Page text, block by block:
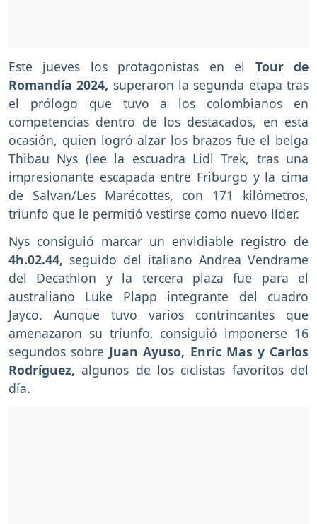
Este jueves los protagonistas en el Tour de
Romandía 2024, superaron la segunda etapa tras
el prólogo que tuvo a los colombianos en
competencias dentro de los destacados, en esta
ocasión, quien logró alzar los brazos fue el belga
Thibau Nys (lee la escuadra Lidl Trek, tras una
impresionante escapada entre Friburgo y la cima
de Salvan/Les Marécottes, con 171 kilómetros,
triunfo que le permitió vestirse como nuevo líder.
Nys consiguió marcar un envidiable registro de
4h.02.44, seguido del italiano Andrea Vendrame
del Decathlon y la tercera plaza fue para el
australiano Luke Plapp integrante del cuadro
Jayco. Aunque tuvo varios contrincantes que
amenazaron su triunfo, consiguió imponerse 16
segundos sobre Juan Ayuso, Enric Mas y Carlos
Rodríguez, algunos de los ciclistas favoritos del
día.